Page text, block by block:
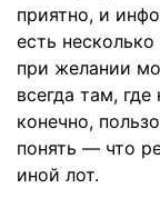
приятно, и
есть
при желании
всегда там,
конечно,
понять — что
иной лот.